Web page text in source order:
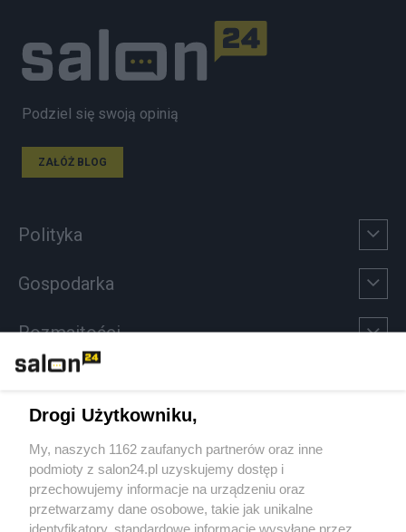
Podziel się swoją opinią
ZAŁÓŻ BLOG
Polityka
Gospodarka
Rozmaitości
Sport
Społeczeństwo
Drogi Użytkowniku,
My, naszych 1162 zaufanych partnerów oraz inne
podmioty z salon24.pl uzyskujemy dostęp i
przechowujemy informacje na urządzeniu oraz
przetwarzamy dane osobowe, takie jak unikalne
identyfikatory, standardowe informacje wysyłane przez